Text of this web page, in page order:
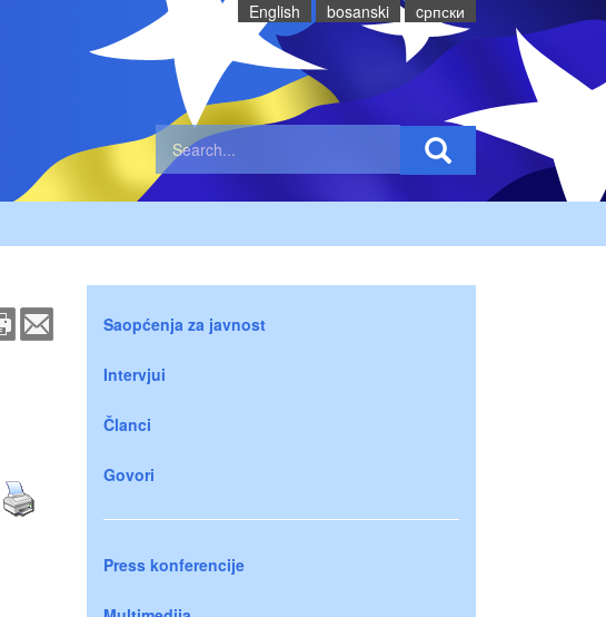
English bosanski cрпски
Saopćenja za javnost
Intervjui
Članci
Govori
Press konferencije